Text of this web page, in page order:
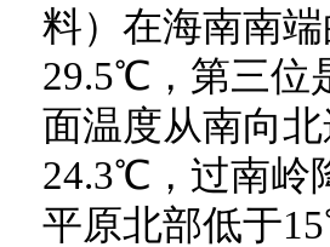
料）在海南南
29.5℃，第三位
面温度从南向
24.3℃，过南岭
平原北部低于